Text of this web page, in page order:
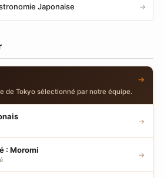
Japonaise →
de Tokyo sélectionné par notre équipe.
→
→
: Moromi →